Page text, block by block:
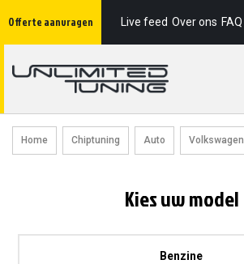
Offerte aanvragen
naarLive feed Over ons FAQ
Home Chiptuning Auto Volkswagen
Kies uw model
Benzine